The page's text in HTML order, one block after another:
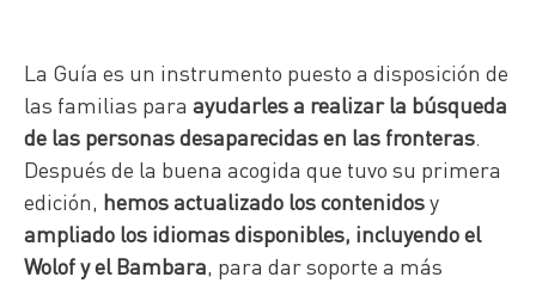
La Guía es un instrumento puesto a disposición de
las familias para ayudarles a realizar la búsqueda
de las personas desaparecidas en las fronteras.
Después de la buena acogida que tuvo su primera
edición, hemos actualizado los contenidosy
ampliado los idiomas disponibles, incluyendo el
Wolof y el Bambara, para dar soporte a más